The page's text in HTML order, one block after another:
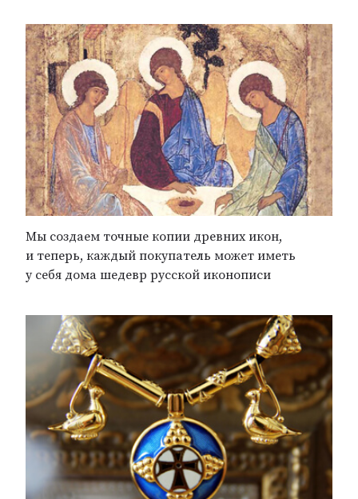
Мы создаем точные копии древних икон,
и теперь, каждый покупатель может иметь
у себя дома шедевр русской иконописи